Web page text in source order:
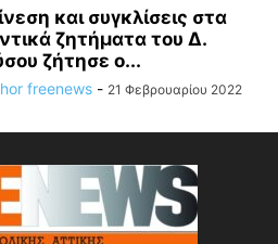
και συγκλίσεις στα
ζητήματα του Δ.
ζήτησε ο...
freenews - 21 Φεβρουαρίου 2022